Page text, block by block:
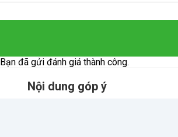
Bạn đã gửi đánh giá thành công.
Nội dung góp ý